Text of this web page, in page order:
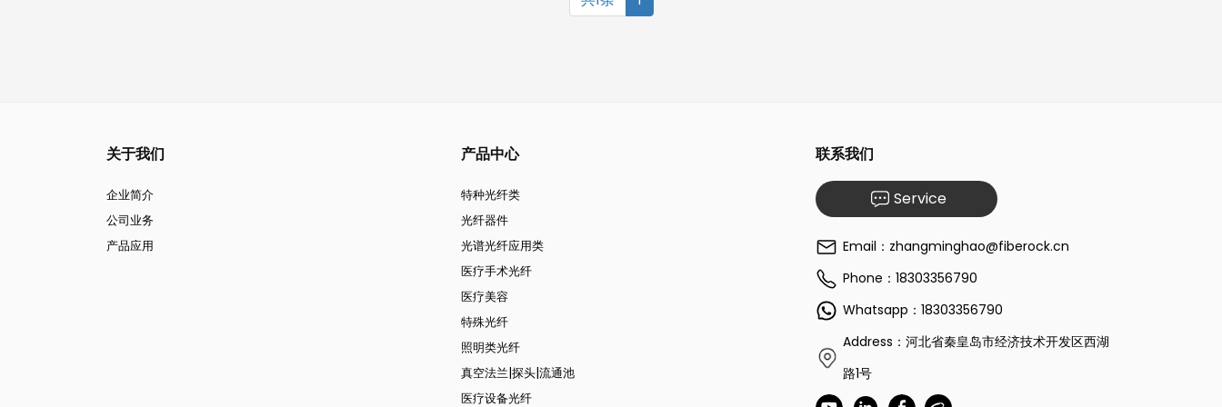
关于我们
企业简介
公司业务
产品应用
产品中心
特种光纤类
光纤器件
光谱光纤应用类
医疗手术光纤
医疗美容
特殊光纤
照明类光纤
真空法兰|探头|流通池
医疗设备光纤
联系我们
Service
Email：zhangminghao@fiberock.cn
Phone：18303356790
Whatsapp：18303356790
Address：河北省秦皇岛市经济技术开发区西湖
路1号